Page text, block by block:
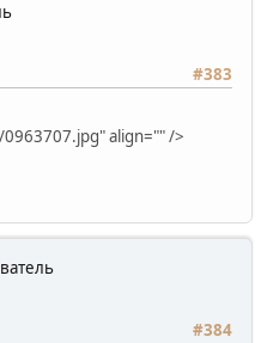
#383
align="" />
#384